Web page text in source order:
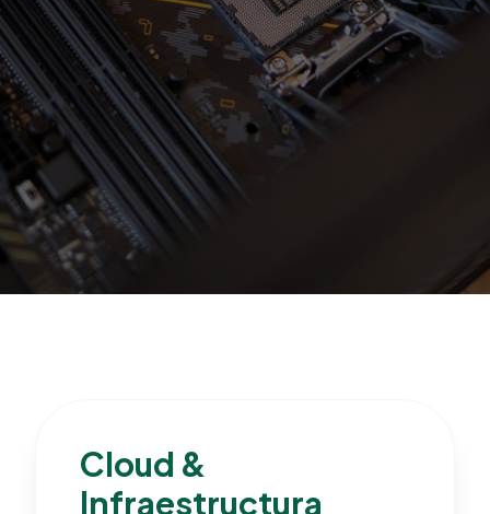
No somos un proveedor más; somos su
Cloud &
Infraestructura